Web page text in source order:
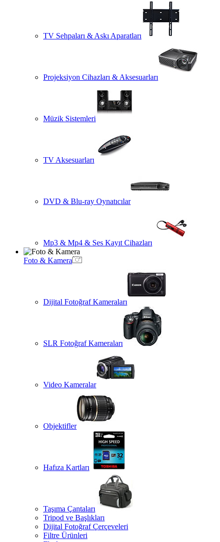
TV Sehpaları & Askı Aparatları
Projeksiyon Cihazları & Aksesuarları
Müzik Sistemleri
TV Aksesuarları
DVD & Blu-ray Oynatıcılar
Mp3 & Mp4 & Ses Kayıt Cihazları
Foto & Kamera
Dijital Fotoğraf Kameraları
SLR Fotoğraf Kameraları
Video Kameralar
Objektifler
Hafıza Kartları
Taşıma Çantaları
Tripod ve Başlıkları
Dijital Fotoğraf Çerçeveleri
Filtre Ürünleri